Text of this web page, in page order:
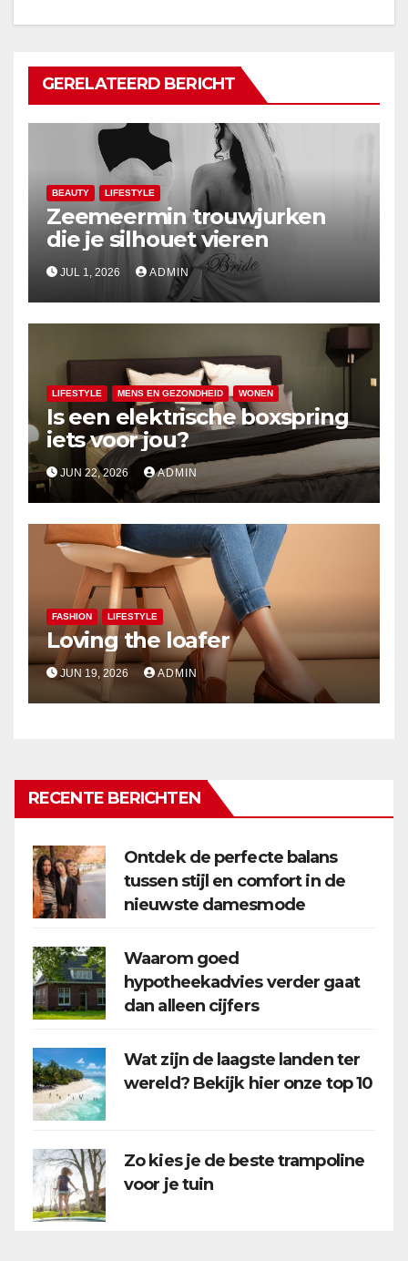
GERELATEERD BERICHT
BEAUTY LIFESTYLE
Zeemeermin trouwjurken
die je silhouet vieren
JUL 1, 2026 ADMIN
LIFESTYLE MENS EN GEZONDHEID WONEN
Is een elektrische boxspring
iets voor jou?
JUN 22, 2026 ADMIN
FASHION LIFESTYLE
Loving the loafer
JUN 19, 2026 ADMIN
RECENTE BERICHTEN
Ontdek de perfecte balans
tussen stijl en comfort in de
nieuwste damesmode
Waarom goed
hypotheekadvies verder gaat
dan alleen cijfers
Wat zijn de laagste landen ter
wereld? Bekijk hier onze top 10
Zo kies je de beste trampoline
voor je tuin